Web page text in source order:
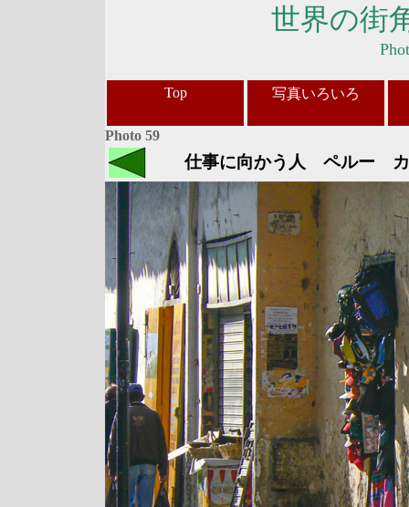
世界の街
Top 写真いろいろ
Photo 59
仕事に向かう人 ペルー